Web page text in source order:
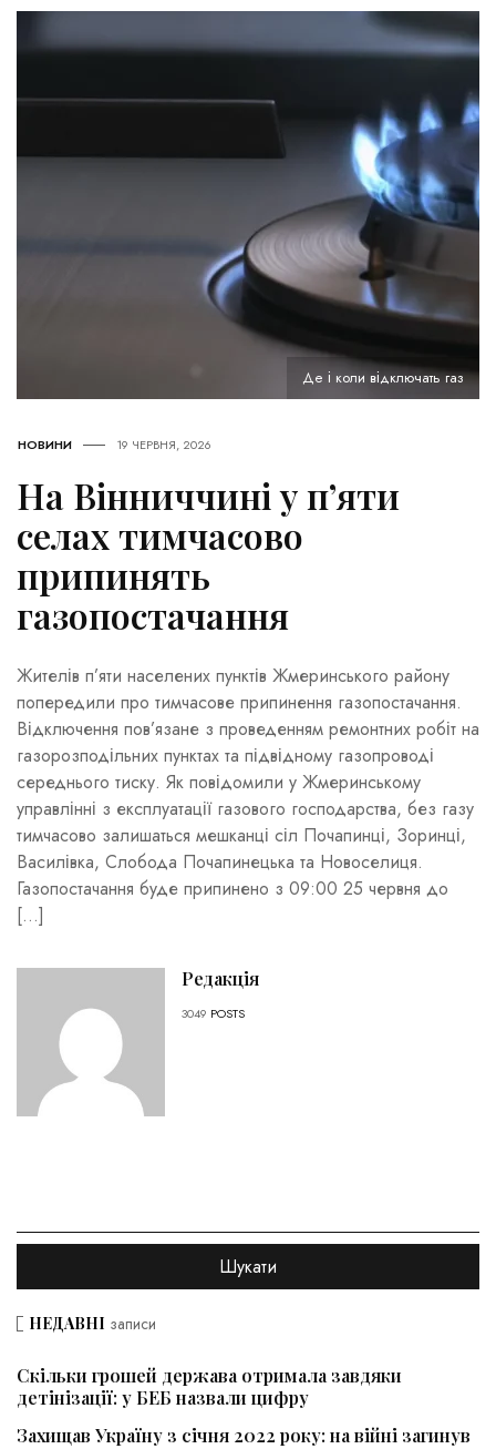
Де і коли відключать газ
НОВИНИ 19 ЧЕРВНЯ, 2026
На Вінниччині у п’яти
селах тимчасово
припинять
газопостачання
Жителів п’яти населених пунктів Жмеринського району
попередили про тимчасове припинення газопостачання.
Відключення пов’язане з проведенням ремонтних робіт на
газорозподільних пунктах та підвідному газопроводі
середнього тиску. Як повідомили у Жмеринському
управлінні з експлуатації газового господарства, без газу
тимчасово залишаться мешканці сіл Почапинці, Зоринці,
Василівка, Слобода Почапинецька та Новоселиця.
Газопостачання буде припинено з 09:00 25 червня до
[…]
Редакція
3049 POSTS
НЕДАВНІ записи
Скільки грошей держава отримала завдяки
детінізації: у БЕБ назвали цифру
Захищав Україну з січня 2022 року: на війні загинув